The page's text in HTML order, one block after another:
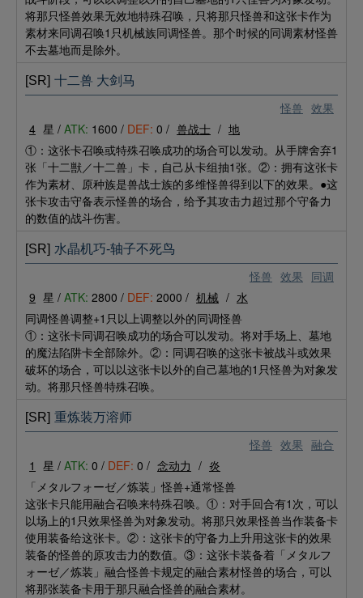
将那只怪兽效果无效地特殊召唤，只将那只怪兽和这张卡作为
素材来同调召唤1只机械族同调怪兽。那个时候的同调素材怪兽
不去墓地而是除外。
怪兽 效果
[SR] 十二兽 大剑马
4 星 / ATK: 1600 / DEF: 0 / 兽战士 / 地
①：这张卡召唤或特殊召唤成功的场合可以发动。从手牌舍弃1
张「十二獣／十二兽」卡，自己从卡组抽1张。②：拥有这张卡
作为素材、原种族是兽战士族的多维怪兽得到以下的效果。●这
张卡攻击守备表示怪兽的场合，给予其攻击力超过那个守备力
的数值的战斗伤害。
怪兽 效果 同调
[SR] 水晶机巧-轴子不死鸟
9 星 / ATK: 2800 / DEF: 2000 / 机械 / 水
同调怪兽调整+1只以上调整以外的同调怪兽
①：这张卡同调召唤成功的场合可以发动。将对手场上、墓地
的魔法陷阱卡全部除外。②：同调召唤的这张卡被战斗或效果
破坏的场合，可以以这张卡以外的自己墓地的1只怪兽为对象发
动。将那只怪兽特殊召唤。
怪兽 效果 融合
[SR] 重炼装万溶师
1 星 / ATK: 0 / DEF: 0 / 念动力 / 炎
「メタルフォーゼ／炼装」怪兽+通常怪兽
这张卡只能用融合召唤来特殊召唤。①：对手回合有1次，可以
以场上的1只效果怪兽为对象发动。将那只效果怪兽当作装备卡
使用装备给这张卡。②：这张卡的守备力上升用这张卡的效果
装备的怪兽的原攻击力的数值。③：这张卡装备着「メタルフ
ォーゼ／炼装」融合怪兽卡规定的融合素材怪兽的场合，可以
将那张装备卡用于那只融合怪兽的融合素材。